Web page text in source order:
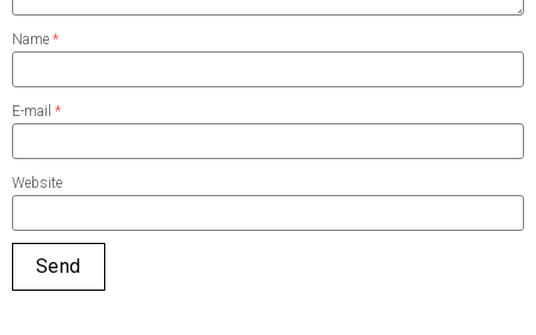
Name *
E-mail *
Website